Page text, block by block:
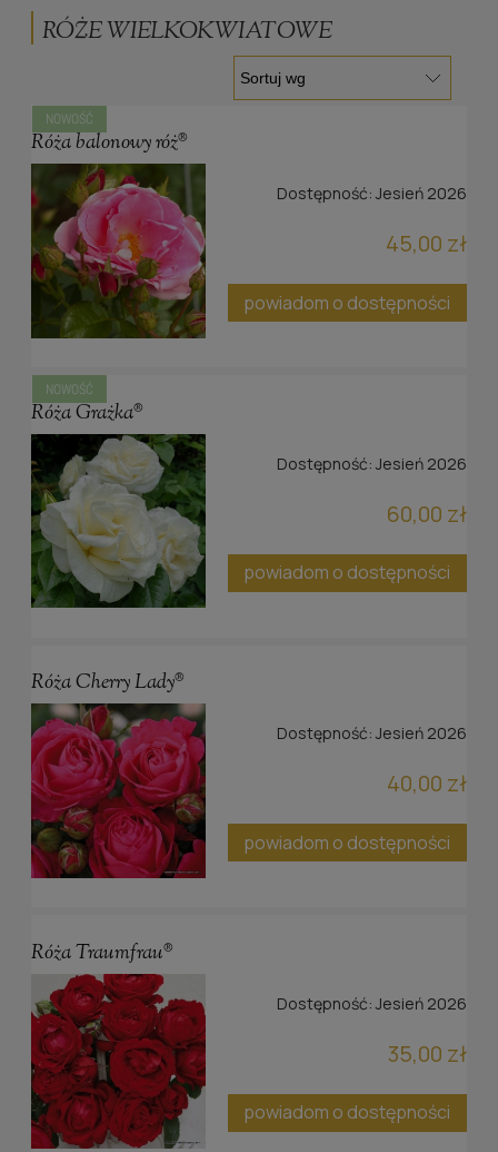
szlachetnością. Ich charakterystyczną cechą są duże,
pełne kwiaty na pojedynczym pędzie.
RÓŻE WIELKOKWIATOWE
Róża balonowy róż®
Dostępność: Jesień 2026
45,00 zł
powiadom o dostępności
NOWOŚĆ
Róża Grażka®
Dostępność: Jesień 2026
60,00 zł
powiadom o dostępności
NOWOŚĆ
Róża Cherry Lady®
Dostępność: Jesień 2026
40,00 zł
powiadom o dostępności
Róża Traumfrau®
Dostępność: Jesień 2026
35,00 zł
powiadom o dostępności